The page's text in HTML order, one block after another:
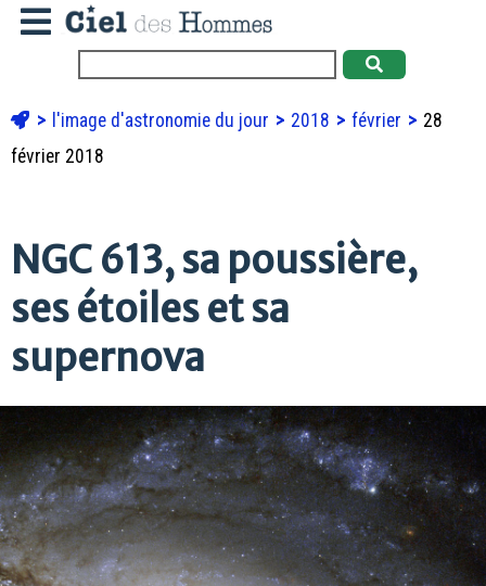
l'image d'astronomie du jour 2018 février
28
février 2018
NGC 613, sa poussière,
ses étoiles et sa
supernova